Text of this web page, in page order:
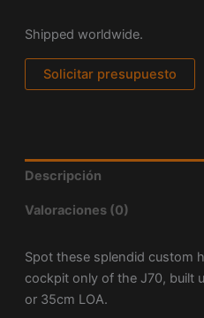
Shipped worldwide.
Solicitar presupuesto
Descripción
Valoraciones (0)
Spot these splendid custom
cockpit only of the J70, built
or 35cm LOA.